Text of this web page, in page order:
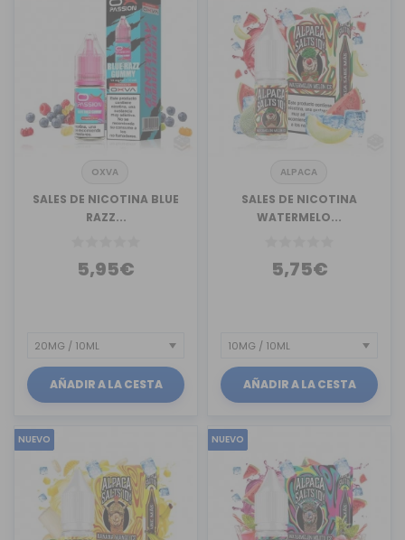
OXVA
SALES DE NICOTINA BLUE
RAZZ...
5,95€
AÑADIR A LA CESTA
ALPACA
SALES DE NICOTINA
WATERMELO...
5,75€
AÑADIR A LA CESTA
NUEVO NUEVO